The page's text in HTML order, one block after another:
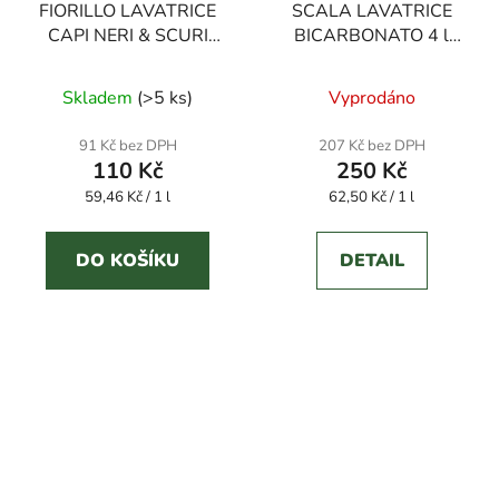
FIORILLO LAVATRICE
CAPI NERI & SCURI
Skladem (>5 ks)
91 Kč bez DPH
110 Kč
Měrná
59,46 Kč / 1 l
DO KOŠÍKU
SCALA LAVATRICE
BICARBONATO 4 l
hodnocení
produktu
je
3,2
z
5
hvězdiček.
Vyprodáno
207 Kč bez DPH
250 Kč
Měrná
62,50 Kč / 1 l
DETAIL